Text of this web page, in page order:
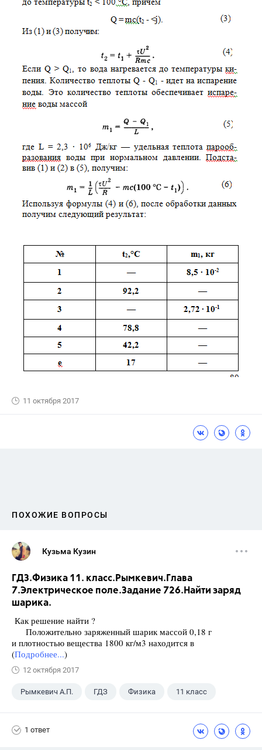
11 октября 2017
ПОХОЖИЕ ВОПРОСЫ
Кузьма Кузин
ГДЗ.Физика 11. класс.Рымкевич.Глава
7.Электрическое поле.Задание 726.Найти заряд
шарика.
Как решение найти ?
Положительно заряженный шарик массой 0,18 г
и плотностью вещества 1800 кг/м3 находится в
(Подробнее...)
12 октября 2017
Рымкевич А.П. ГДЗ Физика 11 класс
1 ответ